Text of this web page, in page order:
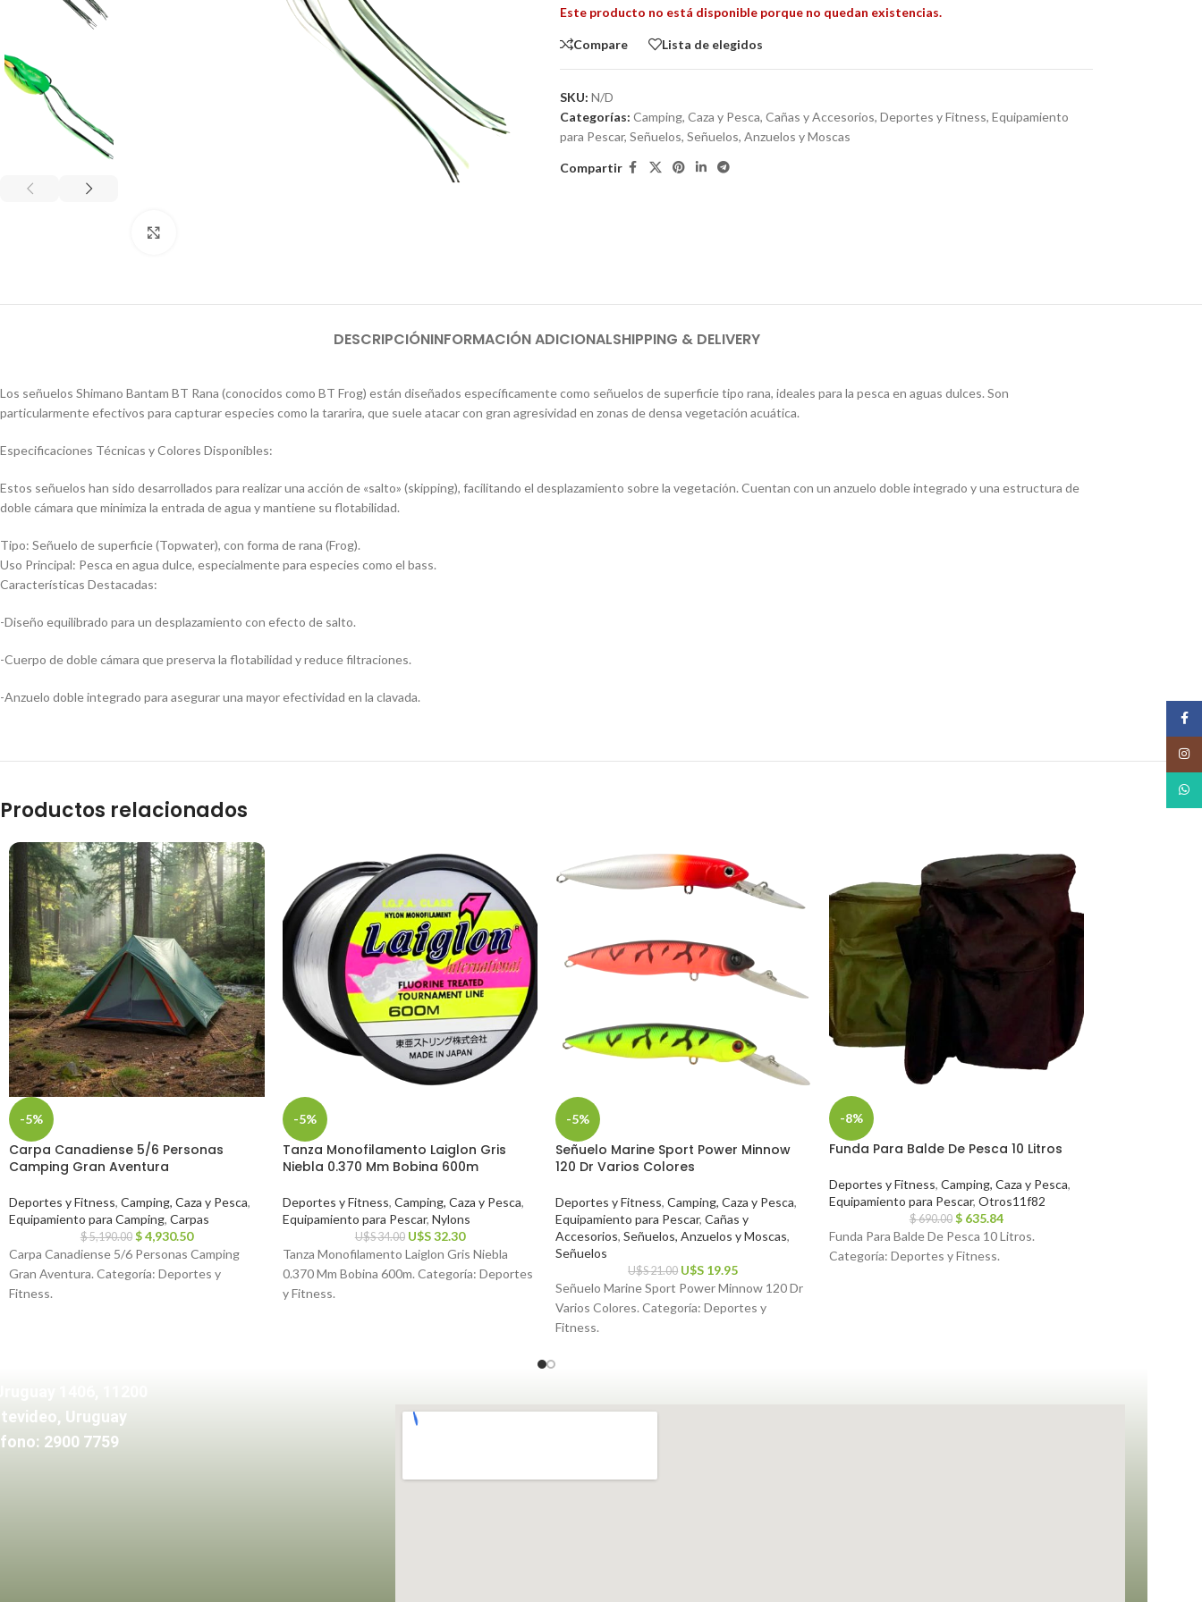
Este producto no está disponible porque no quedan existencias.
Compare Lista de elegidos
SKU: N/D
Categorías: Camping, Caza y Pesca, Cañas y Accesorios, Deportes y Fitness, Equipamiento
para Pescar, Señuelos, Señuelos, Anzuelos y Moscas
Compartir
DESCRIPCIÓNINFORMACIÓN ADICIONALSHIPPING & DELIVERY
Los señuelos Shimano Bantam BT Rana (conocidos como BT Frog) están diseñados específicamente como señuelos de superficie tipo rana, ideales para la pesca en aguas dulces. Son
particularmente efectivos para capturar especies como la tararira, que suele atacar con gran agresividad en zonas de densa vegetación acuática.
Especificaciones Técnicas y Colores Disponibles:
Estos señuelos han sido desarrollados para realizar una acción de «salto» (skipping), facilitando el desplazamiento sobre la vegetación. Cuentan con un anzuelo doble integrado y una estructura de
doble cámara que minimiza la entrada de agua y mantiene su flotabilidad.
Tipo: Señuelo de superficie (Topwater), con forma de rana (Frog).
Uso Principal: Pesca en agua dulce, especialmente para especies como el bass.
Características Destacadas:
-Diseño equilibrado para un desplazamiento con efecto de salto.
-Cuerpo de doble cámara que preserva la flotabilidad y reduce filtraciones.
-Anzuelo doble integrado para asegurar una mayor efectividad en la clavada.
Productos relacionados
-5%
Carpa Canadiense 5/6 Personas
Camping Gran Aventura
Deportes y Fitness, Camping, Caza y Pesca,
Equipamiento para Camping, Carpas
$5,190.00 $4,930.50
Carpa Canadiense 5/6 Personas Camping
Gran Aventura. Categoría: Deportes y
Fitness.
-5%
Tanza Monofilamento Laiglon Gris
Niebla 0.370 Mm Bobina 600m
Deportes y Fitness, Camping, Caza y Pesca,
Equipamiento para Pescar, Nylons
U$S34.00 U$S32.30
Tanza Monofilamento Laiglon Gris Niebla
0.370 Mm Bobina 600m. Categoría: Deportes
y Fitness.
-5%
Señuelo Marine Sport Power Minnow
120 Dr Varios Colores
Deportes y Fitness, Camping, Caza y Pesca,
Equipamiento para Pescar, Cañas y
Accesorios, Señuelos, Anzuelos y Moscas,
Señuelos
U$S21.00 U$S 19.95
Señuelo Marine Sport Power Minnow 120 Dr
Varios Colores. Categoría: Deportes y
Fitness.
-8%
Funda Para Balde De Pesca 10 Litros
Deportes y Fitness, Camping, Caza y Pesca,
Equipamiento para Pescar, Otros11f82
$690.00 $ 635.84
Funda Para Balde De Pesca 10 Litros.
Categoría: Deportes y Fitness.
Uruguay
2900 7759